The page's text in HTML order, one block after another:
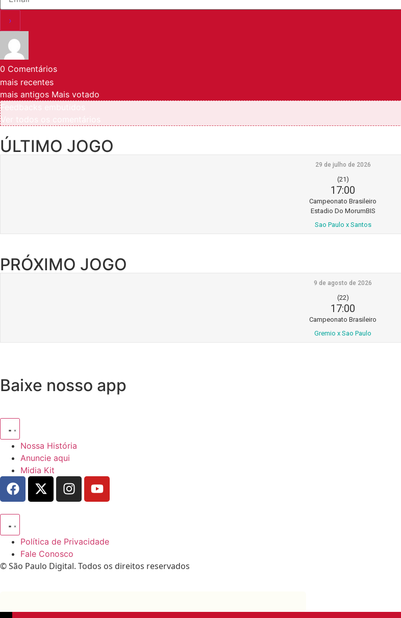
0 Comentários
mais recentes
mais antigos Mais votado
ÚLTIMO JOGO
29 de julho de 2026
(21)
17:00
Campeonato Brasileiro
Estadio Do MorumBIS
Sao Paulo x Santos
PRÓXIMO JOGO
9 de agosto de 2026
(22)
17:00
Campeonato Brasileiro
Gremio x Sao Paulo
Baixe nosso app
Nossa História
Anuncie aqui
Midia Kit
Política de Privacidade
Fale Conosco
© São Paulo Digital. Todos os direitos reservados